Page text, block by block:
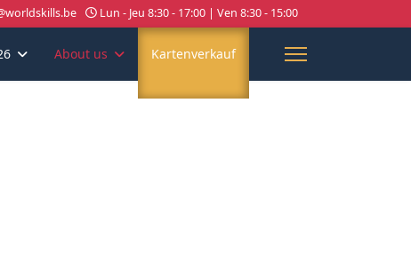
Lun - Jeu 8:30 - 17:00 | Ven 8:30 - 15:00
About us Kartenverkauf